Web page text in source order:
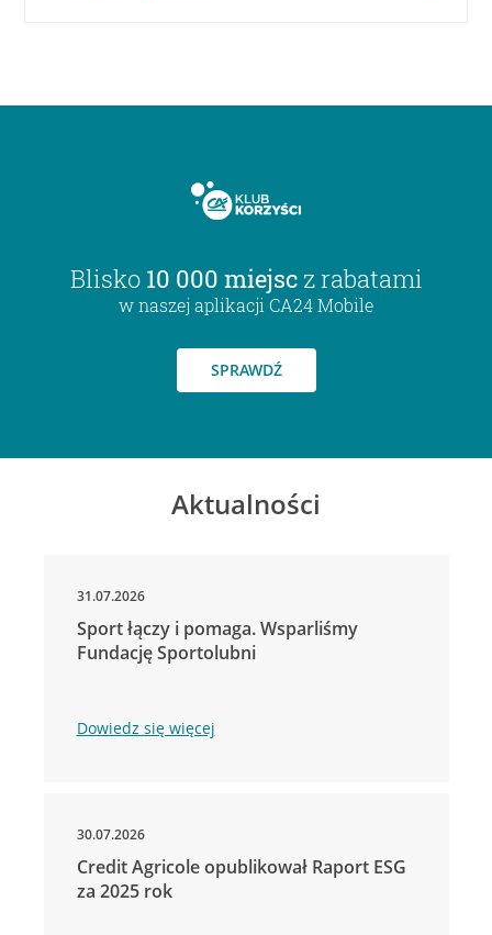
Blisko 10 000 miejsc z rabatami
w naszej aplikacji CA24 Mobile
SPRAWDŹ
Aktualności
31.07.2026
Sport łączy i pomaga. Wsparliśmy
Fundację Sportolubni
Dowiedz się więcej
30.07.2026
Credit Agricole opublikował Raport ESG
za 2025 rok